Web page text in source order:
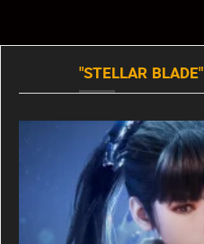
"STELLAR BLADE"